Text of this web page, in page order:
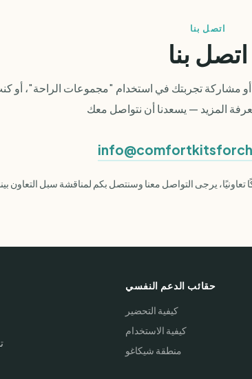
اتصل بنا
اتصل بنا
مشاركة تجربتك في استخدام "مجموعات الراحة"، أو
حقائب الدعم النفسي
كيفية التحضير
كيفية الاستخدام
منطقة شيكاغو